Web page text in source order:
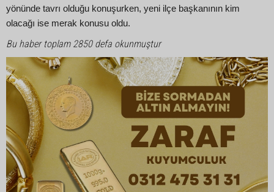
yönünde tavrı olduğu konuşurken, yeni ilçe başkanının kim
olacağı ise merak konusu oldu.
Bu haber toplam 2850 defa okunmuştur